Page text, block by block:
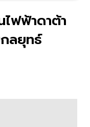
ฟฟ้าดาต้า
ลยุทธ์